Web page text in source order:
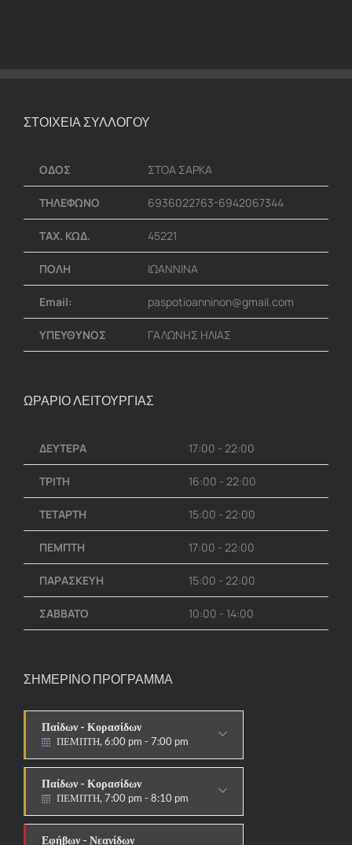
ΣΤΟΙΧΕΙΑ ΣΥΛΛΟΓΟΥ
ΟΔΟΣ ΣΤΟΑ ΣΑΡΚΑ
ΤΗΛΕΦΩΝΟ 6936022763-6942067344
ΤΑΧ. ΚΩΔ. 45221
ΠΟΛΗ ΙΩΑΝΝΙΝΑ
Email: paspotioanninon@gmail.com
ΥΠΕΥΘΥΝΟΣ ΓΑΛΩΝΗΣ ΗΛΙΑΣ
ΩΡΑΡΙΟ ΛΕΙΤΟΥΡΓΙΑΣ
ΔΕΥΤΕΡΑ 17:00 - 22:00
ΤΡΙΤΗ 16:00 - 22:00
ΤΕΤΑΡΤΗ 15:00 - 22:00
ΠΕΜΠΤΗ 17:00 - 22:00
ΠΑΡΑΣΚΕΥΗ 15:00 - 22:00
ΣΑΒΒΑΤΟ 10:00 - 14:00
ΣΗΜΕΡΙΝΟ ΠΡΟΓΡΑΜΜΑ
Παίδων - Κορασίδων
ΠΕΜΠΤΗ, 6:00 pm - 7:00 pm
Παίδων - Κορασίδων
ΠΕΜΠΤΗ, 7:00 pm - 8:10 pm
Εφήβων - Νεανίδων